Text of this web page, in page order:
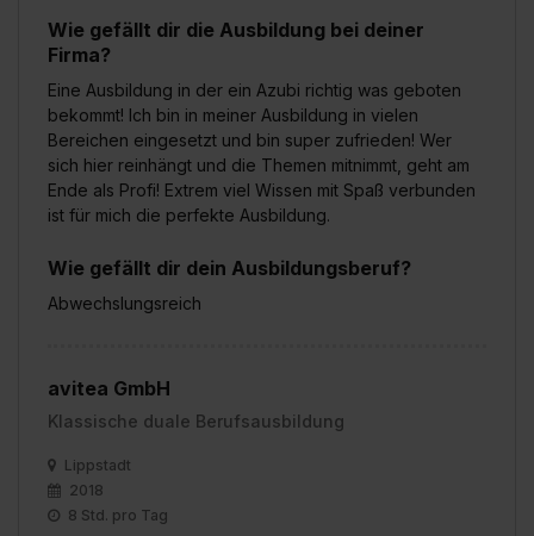
einzelnen Cookies findest du durch Klick auf „Details
zeigen“. Weitere Informationen:
Wie gefällt dir die Ausbildung bei deiner
Firma?
Eine Ausbildung in der ein Azubi richtig was geboten
bekommt! Ich bin in meiner Ausbildung in vielen
Bereichen eingesetzt und bin super zufrieden! Wer
sich hier reinhängt und die Themen mitnimmt, geht am
Ende als Profi! Extrem viel Wissen mit Spaß verbunden
ist für mich die perfekte Ausbildung.
Wie gefällt dir dein Ausbildungsberuf?
Abwechslungsreich
avitea GmbH
Klassische duale Berufsausbildung
Lippstadt
2018
8 Std. pro Tag